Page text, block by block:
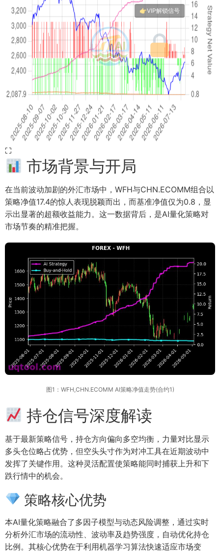
⛶
市场背景与开局
在当前波动加剧的外汇市场中，WFH与CHN.ECOMM组合以
策略净值17.4的惊人表现脱颖而出，而基准净值仅为0.8，显
示出显著的超额收益能力。这一数据背后，是AI量化策略对
市场节奏的精准把握。
图1：WFH,CHN.ECOMM AI策略净值走势(合约1)
持仓信号深度解读
基于最新策略信号，持仓方向偏向多空均衡，力量对比显示
多头仓位略占优势，但空头头寸作为对冲工具在近期波动中
发挥了关键作用。这种灵活配置使策略能同时捕获上升和下
跌行情中的机会。
策略核心优势
本AI量化策略融合了多因子模型与动态风险调整，通过实时
分析外汇市场的流动性、波动率及趋势强度，自动优化持仓
比例。其核心优势在于利用机器学习算法快速适应市场变